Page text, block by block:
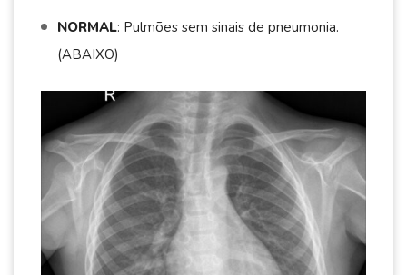
NORMAL: Pulmões sem sinais de pneumonia.
(ABAIXO)